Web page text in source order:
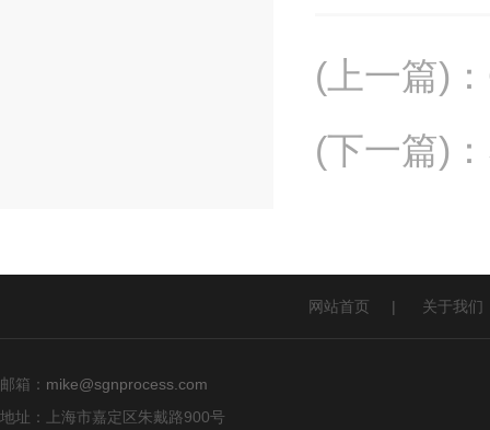
(上一篇) ：
(下一篇) ：
网站首页 | 关于我们
邮箱： mike@sgnprocess.com
地址：上海市嘉定区朱戴路900号